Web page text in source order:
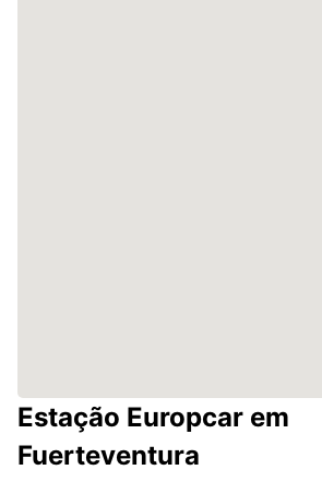
Estação Europcar em
Fuerteventura